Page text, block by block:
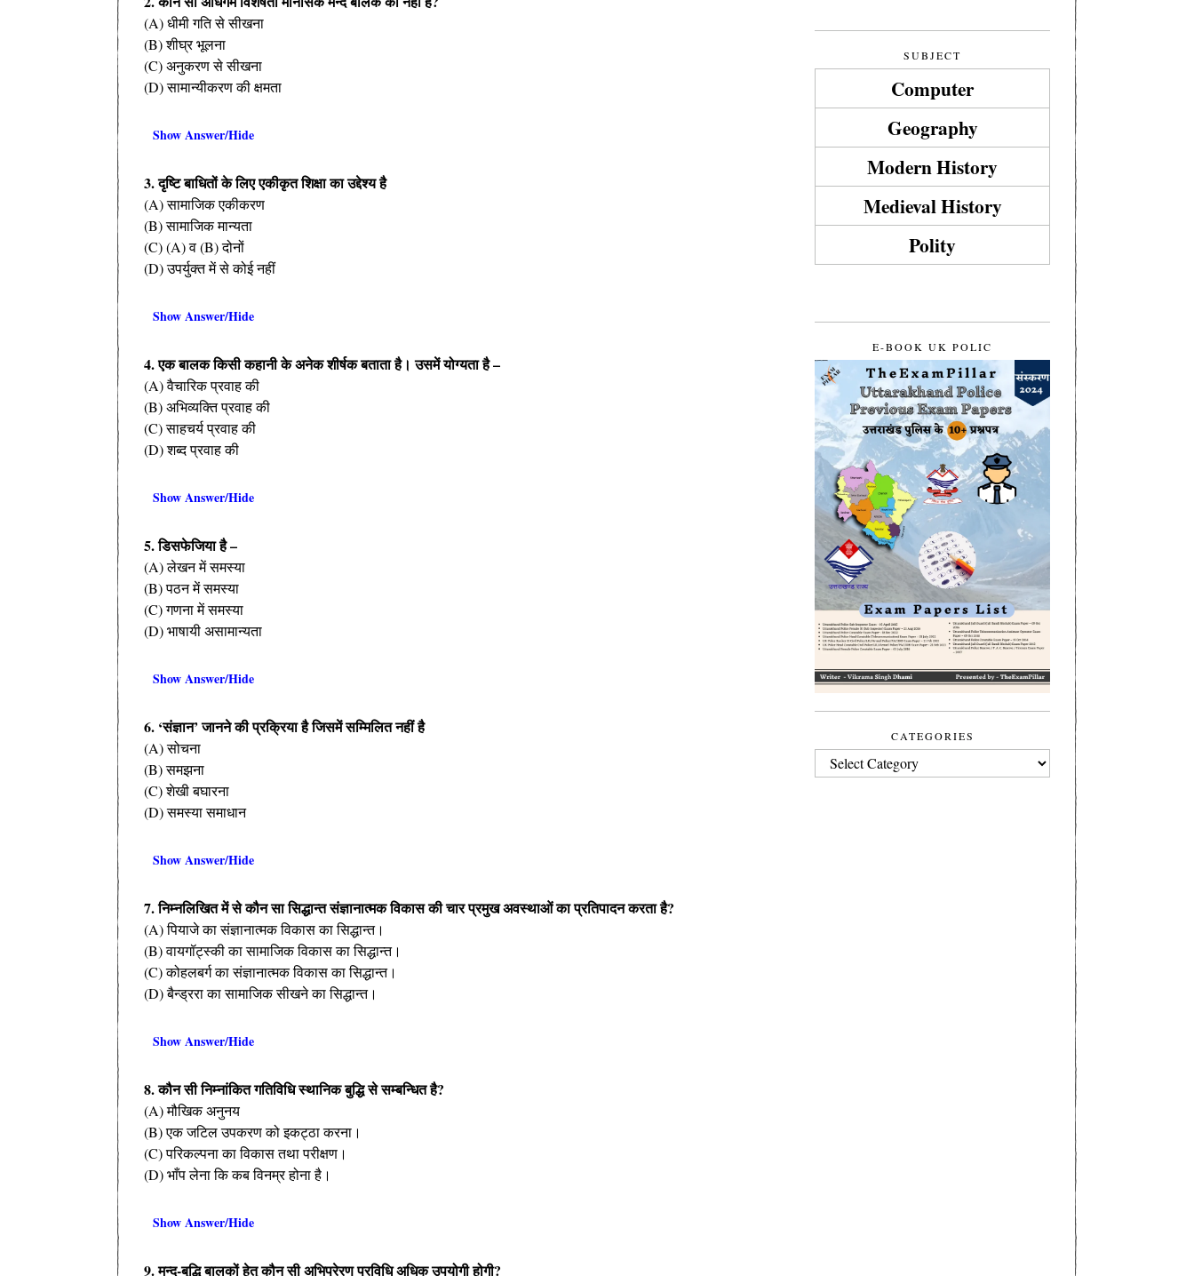
(A) धीमी गति से सीखना
(B) शीघ्र भूलना
(C) अनुकरण से सीखना
(D) सामान्यीकरण की क्षमता
Show Answer/Hide
3. दृष्टि बाधितों के लिए एकीकृत शिक्षा का उद्देश्य है
(A) सामाजिक एकीकरण
(B) सामाजिक मान्यता
(C) (A) व (B) दोनों
(D) उपर्युक्त में से कोई नहीं
Show Answer/Hide
4. एक बालक किसी कहानी के अनेक शीर्षक बताता है। उसमें योग्यता है –
(A) वैचारिक प्रवाह की
(B) अभिव्यक्ति प्रवाह की
(C) साहचर्य प्रवाह की
(D) शब्द प्रवाह की
Show Answer/Hide
5. डिसफेजिया है –
(A) लेखन में समस्या
(B) पठन में समस्या
(C) गणना में समस्या
(D) भाषायी असामान्यता
Show Answer/Hide
6. ‘संज्ञान’ जानने की प्रक्रिया है जिसमें सम्मिलित नहीं है
(A) सोचना
(B) समझना
(C) शेखी बघारना
(D) समस्या समाधान
Show Answer/Hide
7. निम्नलिखित में से कौन सा सिद्धान्त संज्ञानात्मक विकास की चार प्रमुख अवस्थाओं का प्रतिपादन करता है?
(A) पियाजे का संज्ञानात्मक विकास का सिद्धान्त।
(B) वायगॉट्स्की का सामाजिक विकास का सिद्धान्त।
(C) कोहलबर्ग का संज्ञानात्मक विकास का सिद्धान्त।
(D) बैन्ड्ररा का सामाजिक सीखने का सिद्धान्त।
Show Answer/Hide
8. कौन सी निम्नांकित गतिविधि स्थानिक बुद्धि से सम्बन्धित है?
(A) मौखिक अनुनय
(B) एक जटिल उपकरण को इकट्ठा करना।
(C) परिकल्पना का विकास तथा परीक्षण।
(D) भाँप लेना कि कब विनम्र होना है।
Show Answer/Hide
9. मन्द-बुद्धि बालकों हेतु कौन सी अभिप्रेरण प्रविधि अधिक उपयोगी होगी?
SUBJECT
Computer
Geography
Modern History
Medieval History
Polity
E-BOOK UK POLIC
CATEGORIES
CATEGORIES